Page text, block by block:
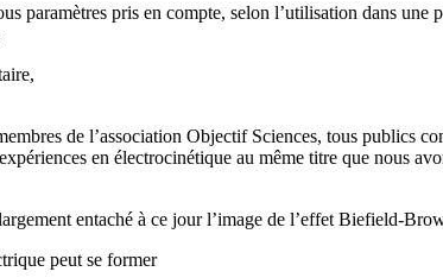
paramètres pris en compte, selon l’utilisation dans une
de l’association Objectif Sciences, tous publics
en électrocinétique au même titre que nous
entaché à ce jour l’image de l’effet Biefield-
peut se former